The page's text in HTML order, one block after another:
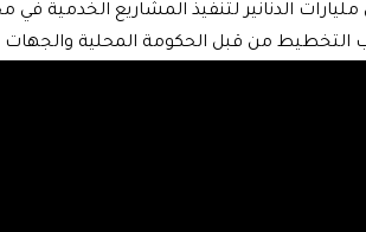
الدنانير لتنفيذ المشاريع الخدمية في
التخطيط من قبل الحكومة المحلية والجهات